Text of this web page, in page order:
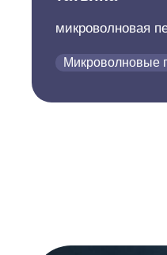
микроволновая
Микроволновые